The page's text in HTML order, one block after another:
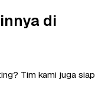
di
Tim kami juga siap